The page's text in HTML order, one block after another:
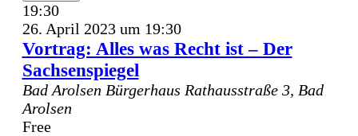
19:30
26. April 2023 um 19:30
Vortrag: Alles was Recht ist – Der
Sachsenspiegel
Bad Arolsen Bürgerhaus Rathausstraße 3, Bad
Arolsen
Free